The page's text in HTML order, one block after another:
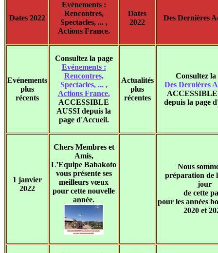
Dates 2022
Evénements :
Rencontres,
Spectacles, ... ,
Actions France.
Dates
2022
Des Dernières
Evénements
plus
récents
Consultez la page
Evénements :
Rencontres,
Spectacles, ... ,
Actions France.
ACCESSIBLE
AUSSI depuis la
page d'Accueil.
Actualités
plus
récentes
Consultez la
Des Dernières
depuis la page
1 janvier
2022
Chers Membres et
Amis,
L’Equipe Babakoto
vous présente ses
meilleurs vœux
pour cette nouvelle
année.
Nous
préparation de
jour
de cette
pour les années
2020 et